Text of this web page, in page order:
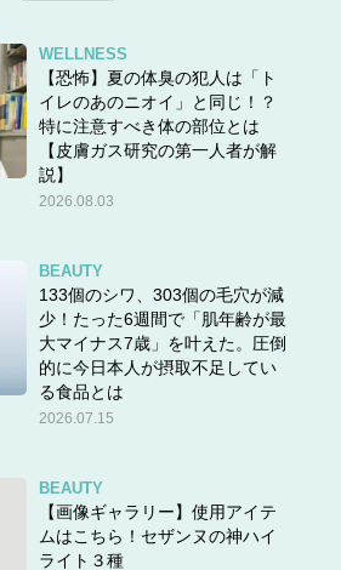
WELLNESS
【恐怖】夏の体臭の犯人は「ト
イレのあのニオイ」と同じ！？
特に注意すべき体の部位とは
【皮膚ガス研究の第一人者が解
説】
2026.08.03
BEAUTY
133個のシワ、303個の毛穴が減
少！たった6週間で「肌年齢が最
大マイナス7歳」を叶えた。圧倒
的に今日本人が摂取不足してい
る食品とは
2026.07.15
BEAUTY
【画像ギャラリー】使用アイテ
ムはこちら！セザンヌの神ハイ
ライト３種